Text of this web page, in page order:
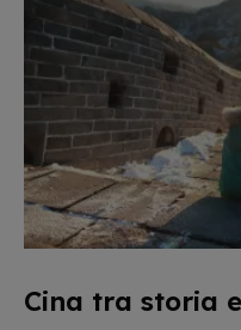
Cina tra storia